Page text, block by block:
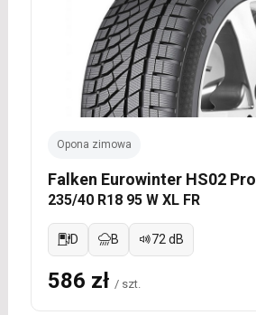
Opona zimowa
Falken Eurowinter HS02 Pro
235/40 R18 95 W XL FR
D B 72 dB
586 zł / szt.